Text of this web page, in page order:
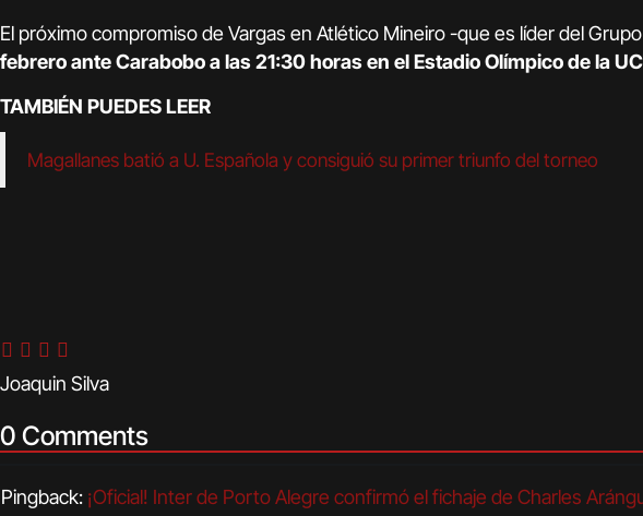
El próximo compromiso de Vargas en Atlético Mineiro -que es líder del
febrero ante Carabobo a las 21:30 horas en el Estadio Olímpico de la
TAMBIÉN PUEDES LEER
Magallanes batió a U. Española y consiguió su primer triunfo del torneo
Joaquin Silva
0 Comments
Pingback: ¡Oficial! Inter de Porto Alegre confirmó el fichaje de Charles